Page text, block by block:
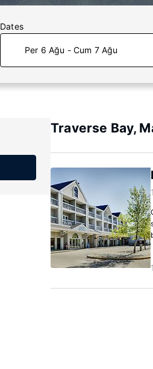
Dates
Per 6 Ağu - Cum 7 Ağu
Traverse Bay,